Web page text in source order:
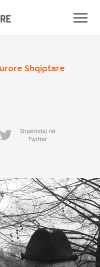
Toggle
Shqiptare
Shpërndaj në
Twitter